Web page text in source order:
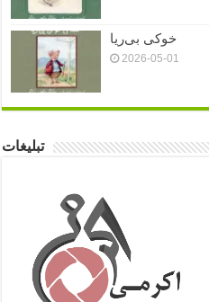
خوکی بی‌ریا
2026-05-01
تبلیغات